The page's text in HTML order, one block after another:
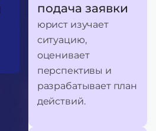
подача заявки
юрист изучает
ситуацию,
оценивает
перспективы и
разрабатывает план
действий.